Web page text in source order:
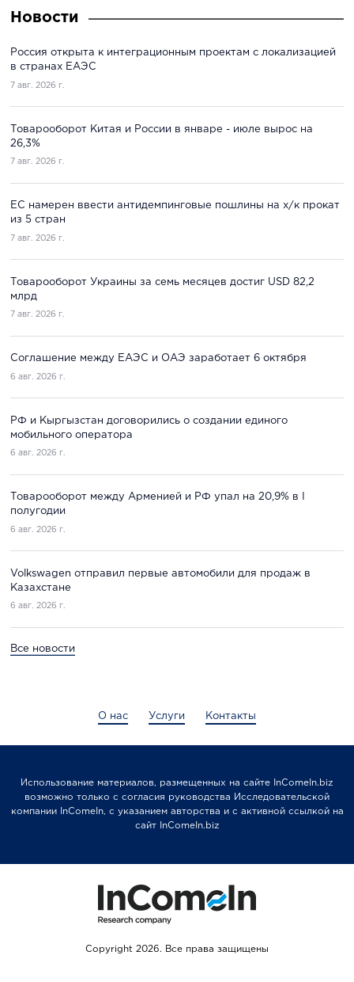
Новости
Россия открыта к интеграционным проектам с локализацией
в странах ЕАЭС
7 авг. 2026 г.
Товарооборот Китая и России в январе - июле вырос на
26,3%
7 авг. 2026 г.
ЕС намерен ввести антидемпинговые пошлины на х/к прокат
из 5 стран
7 авг. 2026 г.
Товарооборот Украины за семь месяцев достиг USD 82,2
млрд
7 авг. 2026 г.
Соглашение между ЕАЭС и ОАЭ заработает 6 октября
6 авг. 2026 г.
РФ и Кыргызстан договорились о создании единого
мобильного оператора
6 авг. 2026 г.
Товарооборот между Арменией и РФ упал на 20,9% в I
полугодии
6 авг. 2026 г.
Volkswagen отправил первые автомобили для продаж в
Казахстане
6 авг. 2026 г.
Все новости
О нас Услуги Контакты
Использование материалов, размещенных на сайте InComeIn.biz
возможно только с согласия руководства Исследовательской
компании InComeIn, с указанием авторства и с активной ссылкой на
сайт InComeIn.biz
Copyright 2026. Все права защищены